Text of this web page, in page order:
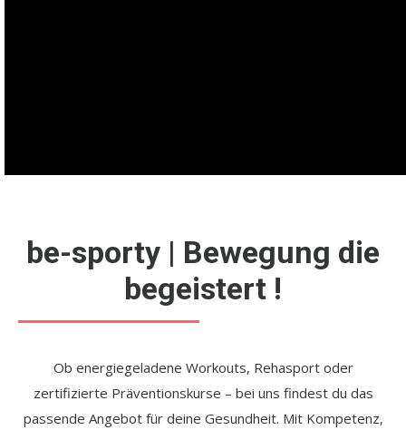
be-sporty | Bewegung die
begeistert !
Ob energiegeladene Workouts, Rehasport oder
zertifizierte Präventionskurse – bei uns findest du das
passende Angebot für deine Gesundheit. Mit Kompetenz,